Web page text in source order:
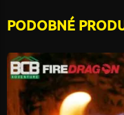
PODOBNÉ